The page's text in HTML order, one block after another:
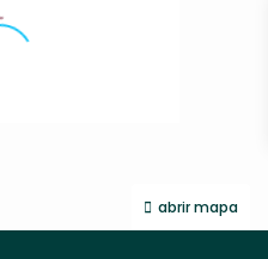
abrir mapa